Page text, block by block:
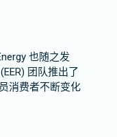
也随之发
团队推出了
消费者不断变化